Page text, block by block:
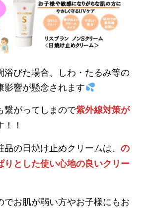
浴びた場合、しわ・たるみ等の
影響が懸念されます
繋がってしまので紫外線対策が
！！
品の日焼け止めクリームは、の
りとした使い心地の良いクリー
でお肌が弱い方やお子様にもお